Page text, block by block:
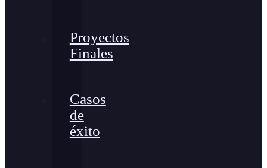
Proyectos
Finales
Casos
de
éxito